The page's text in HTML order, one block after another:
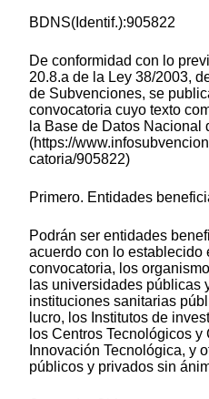
BDNS(Identif.):905822
De conformidad con lo
20.8.a de la Ley 38/2003,
de Subvenciones, se
convocatoria cuyo texto
la Base de Datos Nacional
(https://
catoria/905822)
Primero. Entidades
Podrán ser entidades
acuerdo con lo establecido
convocatoria, los
las universidades públicas
instituciones sanitarias
lucro, los Institutos de
los Centros Tecnológicos
Innovación Tecnológica, y
públicos y privados sin